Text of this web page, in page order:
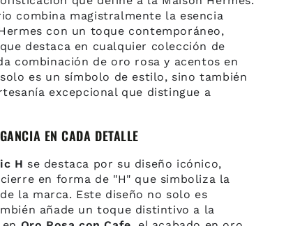
combina magistralmente la esencia
con un toque contemporáneo,
destaca en cualquier colección de
combinación de oro rosa y acentos en
es un símbolo de estilo, sino también
excepcional que distingue a
EN CADA DETALLE
H se destaca por su diseño icónico,
en forma de "H" que simboliza la
la marca. Este diseño no solo es
añade un toque distintivo a la